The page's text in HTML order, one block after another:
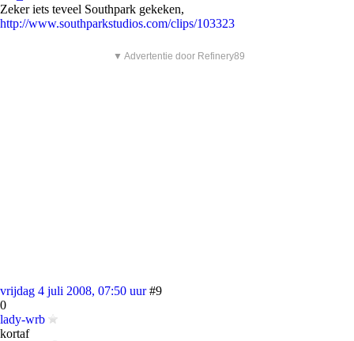
Zeker iets teveel Southpark gekeken,
http://www.southparkstudios.com/clips/103323
▼ Advertentie door Refinery89
vrijdag 4 juli 2008, 07:50 uur #9
0
lady-wrb
kortaf